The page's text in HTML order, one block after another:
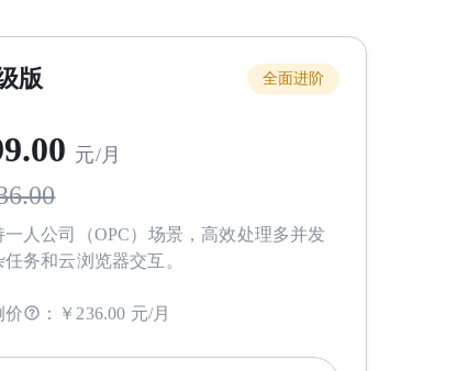
版 全面进阶
.00 元/月
一人公司（OPC）场景，高效处理多并发
任务和云浏览器交互。
价 ： ￥236.00 元/月